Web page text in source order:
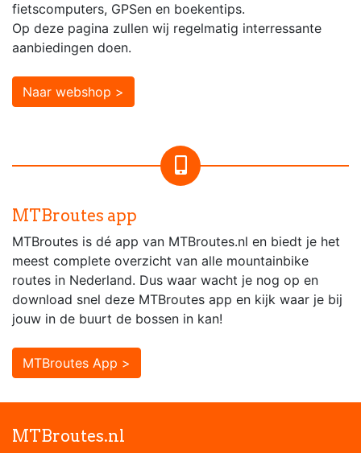
fietscomputers, GPSen en boekentips.
Op deze pagina zullen wij regelmatig interressante
aanbiedingen doen.
Naar webshop >
MTBroutes app
MTBroutes is dé app van MTBroutes.nl en biedt je het
meest complete overzicht van alle mountainbike
routes in Nederland. Dus waar wacht je nog op en
download snel deze MTBroutes app en kijk waar je bij
jouw in de buurt de bossen in kan!
MTBroutes App >
MTBroutes.nl